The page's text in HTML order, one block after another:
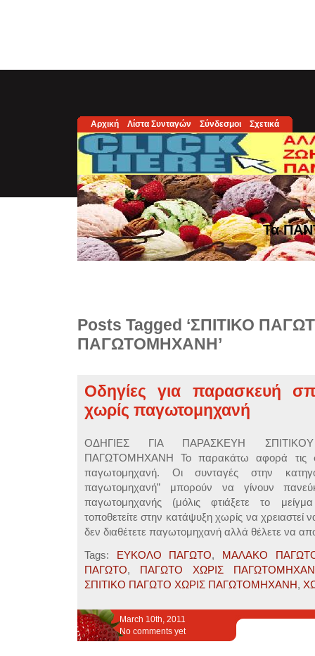
Αρχική Λίστα Συνταγών Σύνδεσμοι Σχετικά
Τα
Posts Tagged ‘ΣΠΙΤΙΚΟ
ΠΑΓΩΤΟΜΗΧΑΝΗ’
Οδηγίες για παρασκευή
χωρίς παγωτομηχανή
ΟΔΗΓΙΕΣ ΓΙΑ ΠΑΡΑΣΚΕΥΗ
ΠΑΓΩΤΟΜΗΧΑΝΗ Το παρακάτω αφορά τις
παγωτομηχανή. Οι συνταγές στην
παγωτομηχανή” μπορούν να γίνουν
παγωτομηχανής (μόλις φτιάξετε το
τοποθετείτε στην κατάψυξη χωρίς να χρειαστεί
δεν διαθέτετε παγωτομηχανή αλλά θέλετε να
Tags: ΕΥΚΟΛΟ ΠΑΓΩΤΟ, ΜΑΛΑΚΟ
ΠΑΓΩΤΟ, ΠΑΓΩΤΟ ΧΩΡΙΣ
ΣΠΙΤΙΚΟ ΠΑΓΩΤΟ ΧΩΡΙΣ ΠΑΓΩΤΟΜΗΧΑΝΗ,
March 10th, 2011
No comments yet